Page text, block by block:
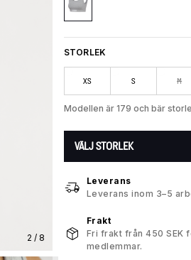
2 / 8
STORLEK
XS S M
Modellen är 179 och bär
VÄLJ STORLEK
Leverans
Leverans inom 3–5
Frakt
Fri frakt från 450 SEK
medlemmar.